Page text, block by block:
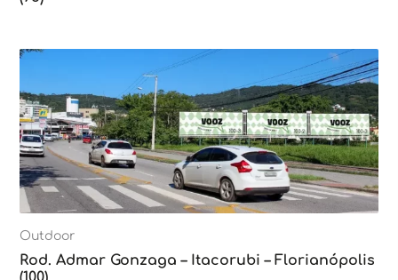
Outdoor
Rod. Admar Gonzaga – Itacorubi – Florianópolis